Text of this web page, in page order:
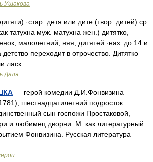
Ушакова
·стар. детя или дите (твор. дитей) ср.
татухна муж. матухна жен.) дитятко,
малолетний, няя; дитятей ·наз. до 14 и
детство переходит в отрочество. Дитятко
ласк …
Даля
— герой комедии Д.И.Фонвизина
шестнадцатилетний подросток
сын госпожи Простаковой,
и любимец дворни. М. как литературный
Фонвизина. Русская литература